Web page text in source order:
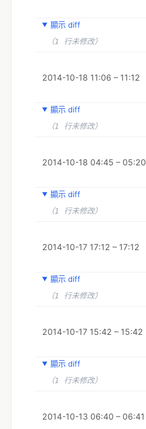
顯示 diff
（1 行未修改）
2014-10-18 11:06 – 11:12
顯示 diff
（1 行未修改）
2014-10-18 04:45 – 05:20
顯示 diff
（1 行未修改）
2014-10-17 17:12 – 17:12
顯示 diff
（1 行未修改）
2014-10-17 15:42 – 15:42
顯示 diff
（1 行未修改）
2014-10-13 06:40 – 06:41